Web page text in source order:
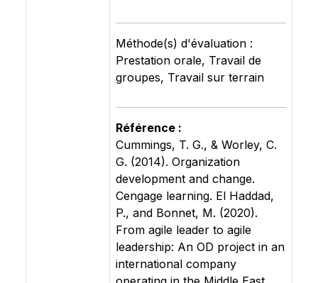
Méthode(s) d'évaluation :
Prestation orale, Travail de
groupes, Travail sur terrain
Référence :
Cummings, T. G., & Worley, C.
G. (2014). Organization
development and change.
Cengage learning. El Haddad,
P., and Bonnet, M. (2020).
From agile leader to agile
leadership: An OD project in an
international company